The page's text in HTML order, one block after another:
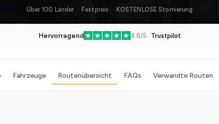
Über 100 Länder · Festpreis · KOSTENLOSE Stornierung
Hervorragend 4.8/5 · Trustpilot
Fahrzeuge Routenübersicht FAQs Verwandte Routen